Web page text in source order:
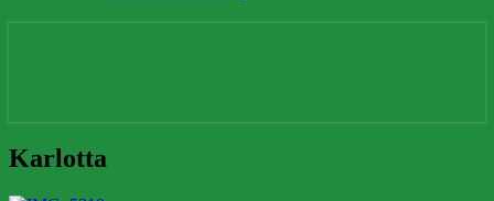
Karlotta
Karlotta